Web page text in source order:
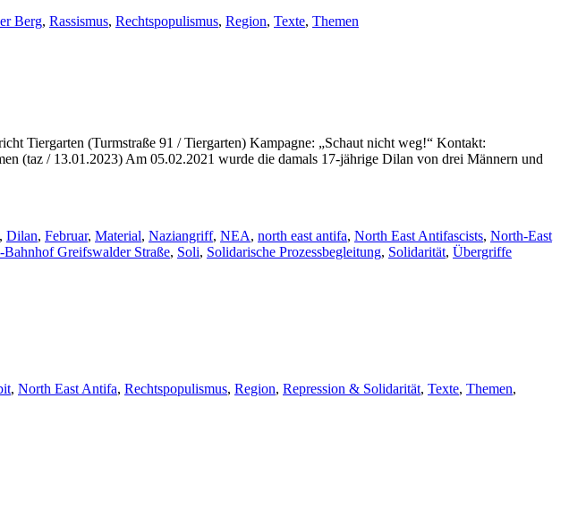
Berg, Rassismus, Rechtspopulismus, Region, Texte, Themen
Tiergarten (Turmstraße 91 / Tiergarten) Kampagne: „Schaut nicht weg!“ Kontakt:
(taz / 13.01.2023) Am 05.02.2021 wurde die damals 17-jährige Dilan von drei Männern und
, Dilan, Februar, Material, Naziangriff, NEA, north east antifa, North East Antifascists, North-East
Bahnhof Greifswalder Straße, Soli, Solidarische Prozessbegleitung, Solidarität, Übergriffe
, North East Antifa, Rechtspopulismus, Region, Repression & Solidarität, Texte, Themen,